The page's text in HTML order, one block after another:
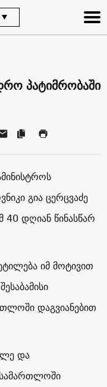
პატიმრობაში
გია ცერცვაძე
40 დღიან წინასწარ
იმ მოტივით
დაგვიანებით
და